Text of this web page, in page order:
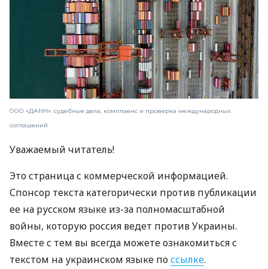
ООО «ДАНН»: судебные дела, комплаенс и проверка международных
соглашений
Уважаемый читатель!
Это страница с коммерческой информацией.
Спонсор текста категорически против публикации
ее на русском языке из-за полномасштабной
войны, которую россия ведет против Украины.
Вместе с тем вы всегда можете ознакомиться с
текстом на украинском языке поссылке.